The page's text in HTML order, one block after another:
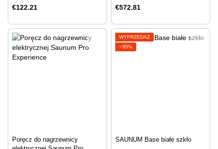
€122.21
Experience
€572.81
Poręcz do nagrzewnicy
WYPRZEDAŻ
−35%
SAUNUM Base białe szkło